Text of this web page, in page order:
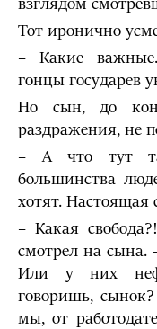
взглядом
Тот иронично
– Какие
гонцы государев
Но сын, до
раздражения, не
– А что тут
большинства
хотят. Настоящая
– Какая
смотрел на сына.
Или у них
говоришь,
мы, от